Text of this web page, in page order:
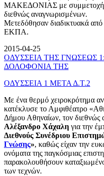
ΜΑΚΕΔΟΝΙΑΣ με συμμετοχή
διεθνώς αναγνωρισμένων.
Μετεδόθησαν διαδικτυακά
ΕΚΠΑ.
2015-04-25
ΟΔΥΣΣΕΙΑ ΤΗΣ ΓΝΩΣΕΩΣ
ΔΟΛΟΦΟΝΙΑ ΤΗΣ
ΟΔΥΣΣΕΙΑ 1 ΜΕΤΑ Δ.Τ.2
Με ένα θερμό χειροκρότημα
κατέκλυσε το Αμφιθέατρο
Δήμου Αθηναίων, τον διεθνώς
Αλέξανδρο Χάχαλη για την
Διεθνούς Συνέδριου
Γνώσης», καθώς είχαν την
ονόματα της παγκόσμιας
παρακολουθήσουν
των τεχνών.